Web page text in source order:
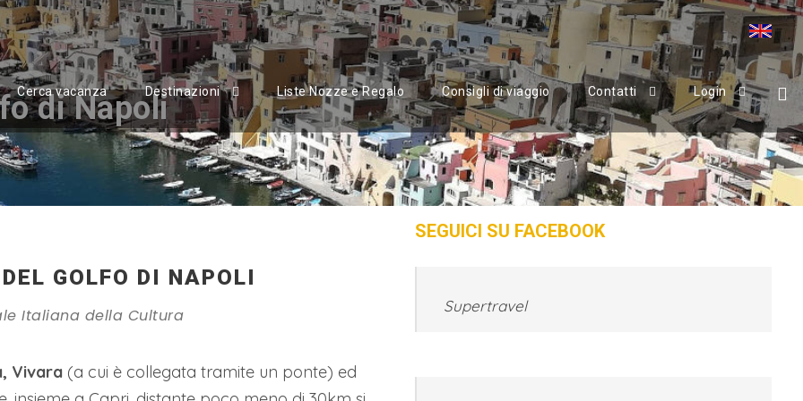
Cerca vacanza Destinazioni Liste Nozze e Regalo Consigli di viaggio Contatti Login
di Napoli
GOLFO DI NAPOLI
Italiana della Cultura
Vivara (a cui è collegata tramite un ponte) ed
SEGUICI SU FACEBOOK
Supertravel